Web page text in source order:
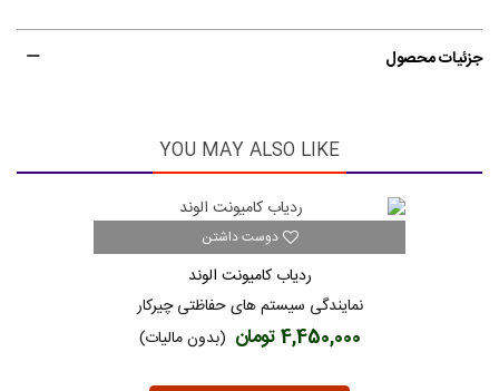
جزئیات محصول
YOU MAY ALSO LIKE
دوست داشتن
ردیاب کامیونت الوند
نمایندگی سیستم های حفاظتی چیرکار
4,450,000 تومان (بدون مالیات)